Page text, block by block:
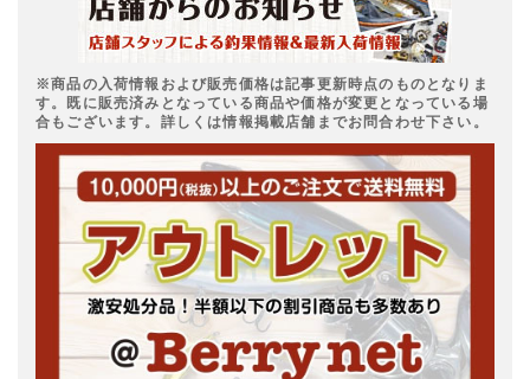
※商品の入荷情報および販売価格は記事更新時点のものとなりま
す。既に販売済みとなっている商品や価格が変更となっている場
合もございます。詳しくは情報掲載店舗までお問合わせ下さい。